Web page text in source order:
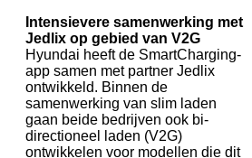
Intensievere samenwerking met
Jedlix op gebied van V2G
Hyundai heeft de SmartCharging-
app samen met partner Jedlix
ontwikkeld. Binnen de
samenwerking van slim laden
gaan beide bedrijven ook bi-
directioneel laden (V2G)
ontwikkelen voor modellen die dit